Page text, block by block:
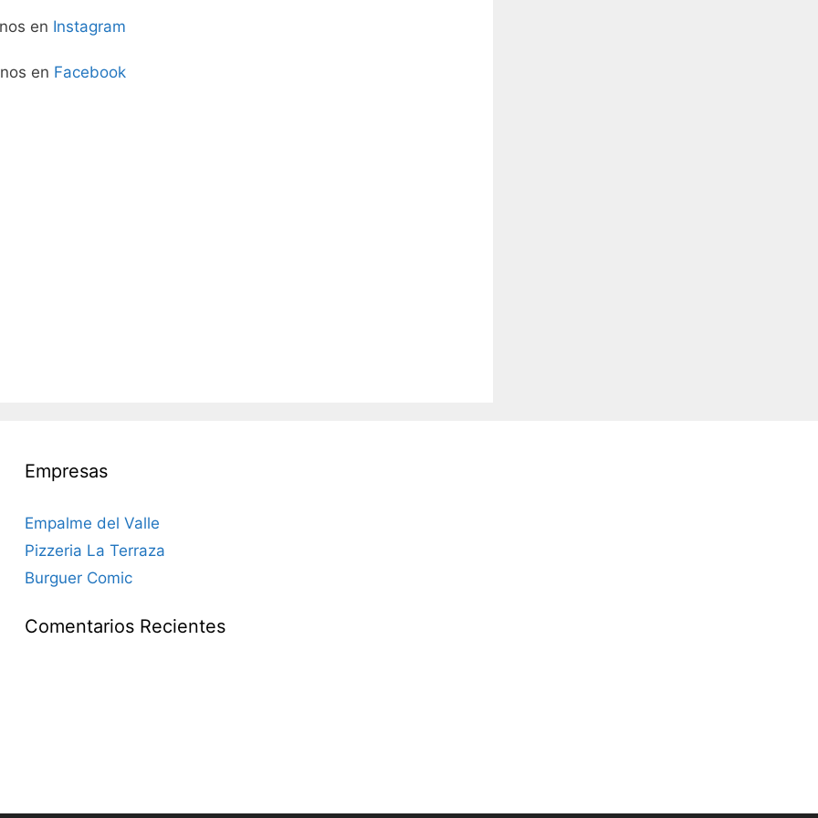
en Instagram
en Facebook
Empresas
Empalme del Valle
Pizzeria La Terraza
Burguer Comic
Comentarios Recientes